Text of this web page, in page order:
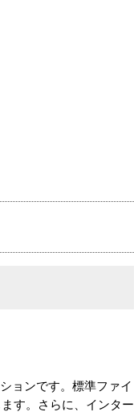
ョンです。標準ファイ
す。さらに、インター